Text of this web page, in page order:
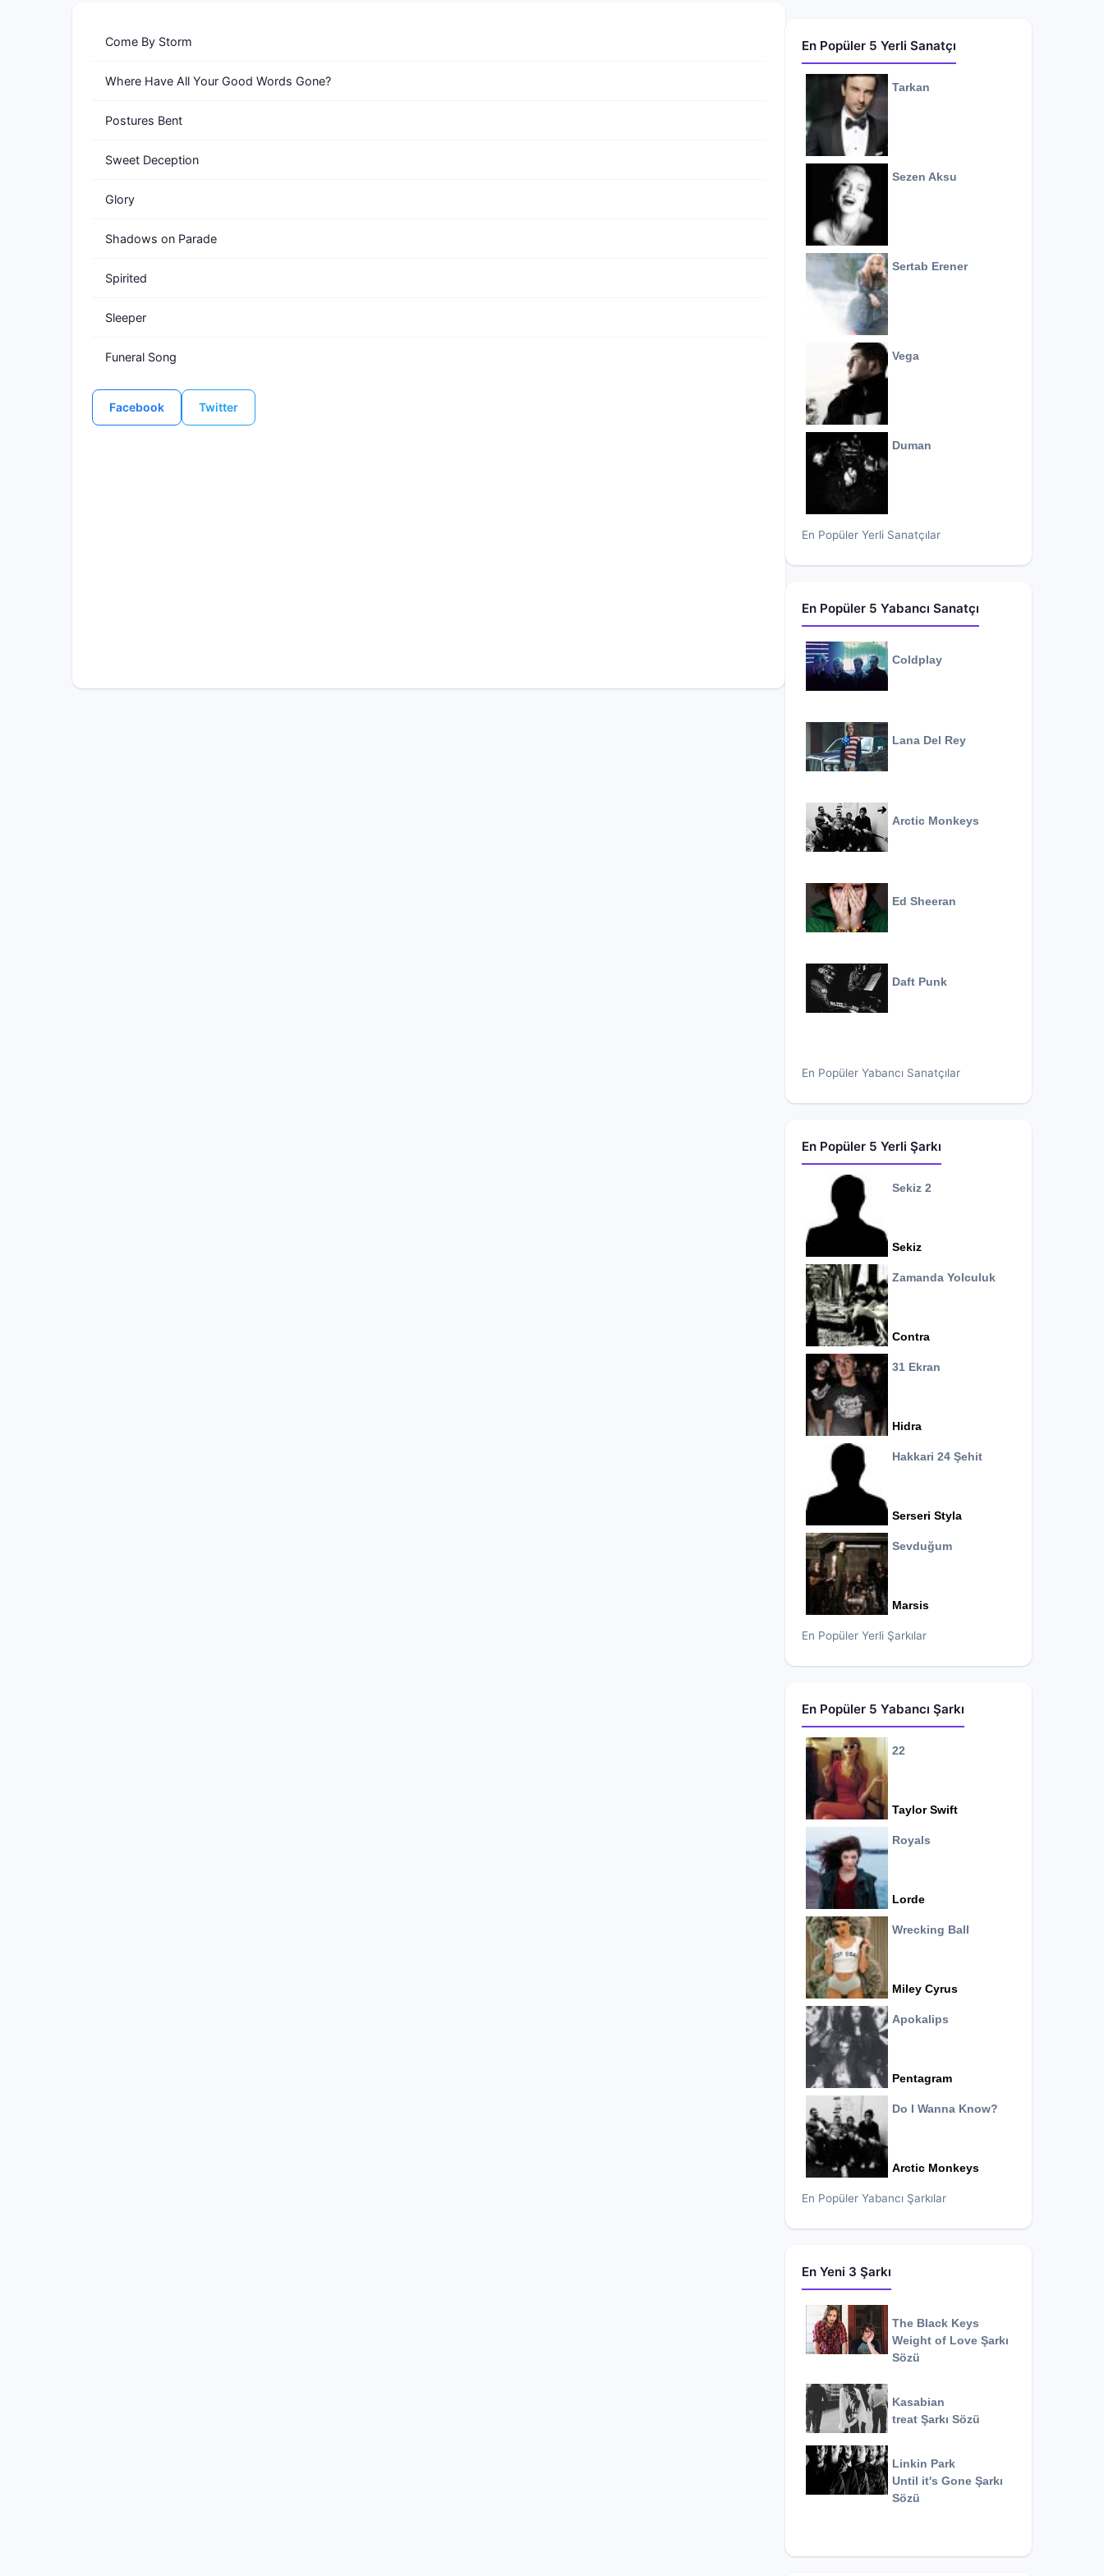
Come By Storm
Where Have All Your Good Words Gone?
Postures Bent
Sweet Deception
Glory
Shadows on Parade
Spirited
Sleeper
Funeral Song
Facebook Twitter
En Popüler 5 Yerli Sanatçı
Tarkan
Sezen Aksu
Sertab Erener
Vega
Duman
En Popüler Yerli Sanatçılar
En Popüler 5 Yabancı Sanatçı
Coldplay
Lana Del Rey
Arctic Monkeys
Ed Sheeran
Daft Punk
En Popüler Yabancı Sanatçılar
En Popüler 5 Yerli Şarkı
Sekiz 2
Sekiz
Zamanda Yolculuk
Contra
31 Ekran
Hidra
Hakkari 24 Şehit
Serseri Styla
Sevduğum
Marsis
En Popüler Yerli Şarkılar
En Popüler 5 Yabancı Şarkı
22
Taylor Swift
Royals
Lorde
Wrecking Ball
Miley Cyrus
Apokalips
Pentagram
Do I Wanna Know?
Arctic Monkeys
En Popüler Yabancı Şarkılar
En Yeni 3 Şarkı
The Black Keys
Weight of Love Şarkı
Sözü
Kasabian
treat Şarkı Sözü
Linkin Park
Until it's Gone Şarkı
Sözü